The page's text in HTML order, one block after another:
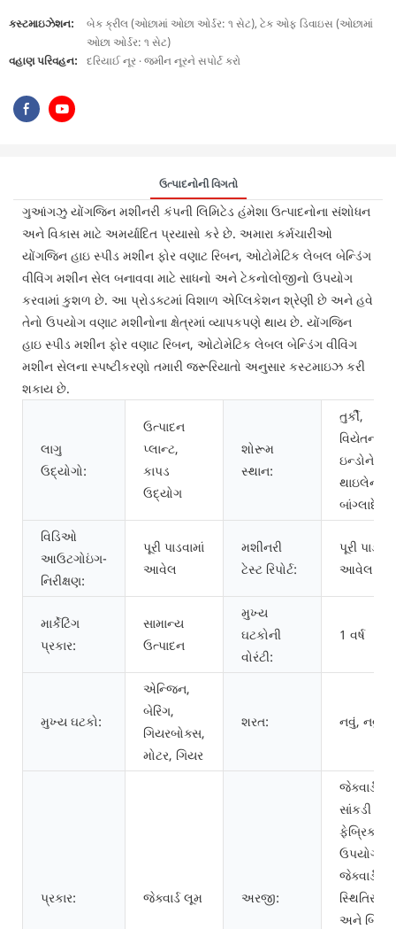
કસ્ટમાઇઝેશન:
બેક ક્રીલ (ઓછામાં ઓછા ઓર્ડર: ૧ સેટ), ટેક ઓફ ડિવાઇસ (ઓછામાં
ઓછા ઓર્ડર: ૧ સેટ)
વહાણ પરિવહન:
દરિયાઈ નૂર · જમીન નૂરને સપોર્ટ કરો
ઉત્પાદનોની વિગતો
ગુઆંગઝુ યોંગજિન મશીનરી કંપની લિમિટેડ હંમેશા ઉત્પાદનોના સંશોધન
અને વિકાસ માટે અમર્યાદિત પ્રયાસો કરે છે. અમારા કર્મચારીઓ
યોંગજિન હાઇ સ્પીડ મશીન ફોર વણાટ રિબન, ઓટોમેટિક લેબલ બેન્ડિંગ
વીવિંગ મશીન સેલ બનાવવા માટે સાધનો અને ટેકનોલોજીનો ઉપયોગ
કરવામાં કુશળ છે. આ પ્રોડક્ટમાં વિશાળ એપ્લિકેશન શ્રેણી છે અને હવે
તેનો ઉપયોગ વણાટ મશીનોના ક્ષેત્રમાં વ્યાપકપણે થાય છે. યોંગજિન
હાઇ સ્પીડ મશીન ફોર વણાટ રિબન, ઓટોમેટિક લેબલ બેન્ડિંગ વીવિંગ
મશીન સેલના સ્પષ્ટીકરણો તમારી જરૂરિયાતો અનુસાર કસ્ટમાઇઝ કરી
શકાય છે.
લાગુ
ઉદ્યોગો:
ઉત્પાદન
પ્લાન્ટ,
કાપડ
ઉદ્યોગ
શોરૂમ
સ્થાન:
તુર્કી,
વિયેતનામ,
થાઇલેન્ડ,
બાંગ્લાદેશ
વિડિઓ
આઉટગોઇંગ-
નિરીક્ષણ:
પૂરી પાડવામાં
આવેલ
મશીનરી
ટેસ્ટ રિપોર્ટ:
પૂરી
આવેલ
માર્કેટિંગ
પ્રકાર:
સામાન્ય
ઉત્પાદન
મુખ્ય
ઘટકોની
વોરંટી:
1 વર્ષ
મુખ્ય ઘટકો:
એન્જિન,
બેરિંગ,
ગિયરબોક્સ,
મોટર, ગિયર
શરત: નવું, નવું
પ્રકાર: જેક્વાર્ડ લૂમ અરજી:
જેક્વાર્ડ
સાંકડી
ફેબ્રિક,
ઉપયોગ
જેક્વાર્ડ
અને બિન-